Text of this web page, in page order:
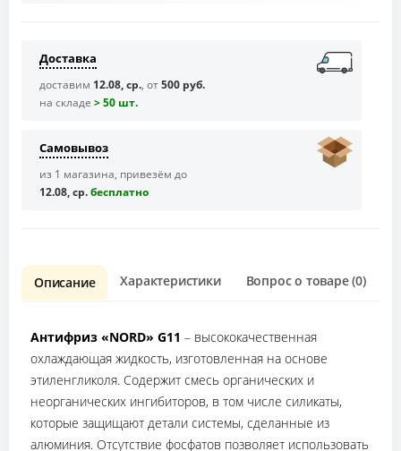
Доставка
доставим 12.08, ср., от500 руб.
на складе > 50 шт.
Самовывоз
из 1 магазина, привезём до
12.08, ср.бесплaтно
Описание Характеристики Вопрос о товаре (0)
Антифриз «NORD» G11 – высококачественная
охлаждающая жидкость, изготовленная на основе
этиленгликоля. Содержит смесь органических и
неорганических ингибиторов, в том числе силикаты,
которые защищают детали системы, сделанные из
алюминия. Отсутствие фосфатов позволяет использовать